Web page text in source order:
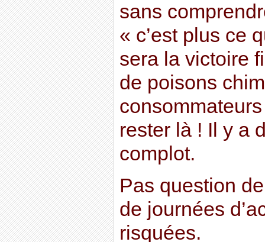
sans
« c’est plus ce
sera la victoire
de poisons
rester là ! Il y a
complot.
Pas question
de journées
risquées.